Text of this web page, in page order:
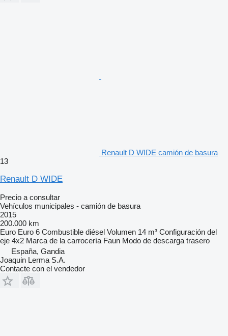
Renault D WIDE camión de basura
13
Renault D WIDE
Precio a consultar
Vehículos municipales - camión de basura
2015
200.000 km
Euro Euro 6 Combustible diésel Volumen 14 m³ Configuración del
eje 4x2 Marca de la carrocería Faun Modo de descarga trasero
España, Gandia
Joaquin Lerma S.A.
Contacte con el vendedor